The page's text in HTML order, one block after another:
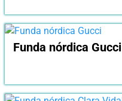
Funda nórdica Gucci